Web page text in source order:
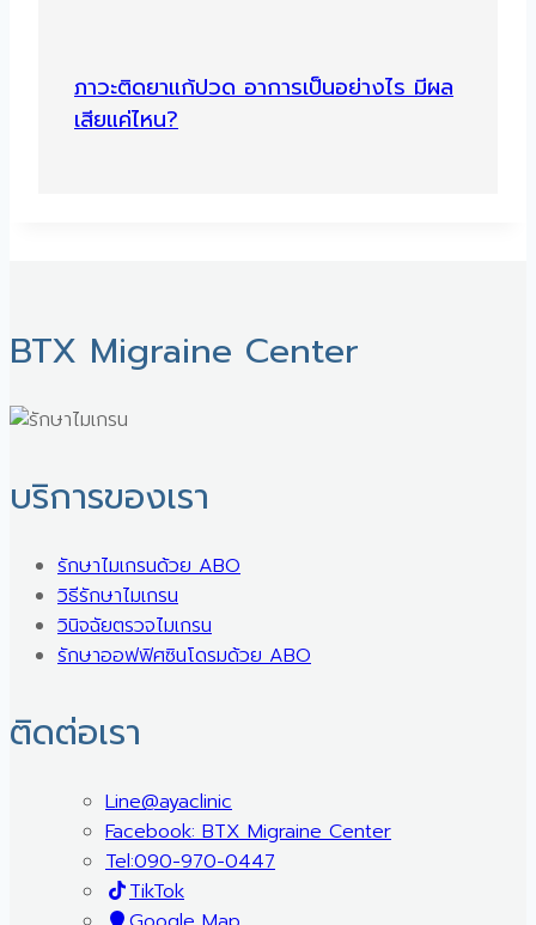
ภาวะติดยาแก้ปวด อาการเป็นอย่างไร มีผล
เสียแค่ไหน?
BTX Migraine Center ㅤ
บริการของเรา
รักษาไมเกรนด้วย ABO
วิธีรักษาไมเกรน
วินิจฉัยตรวจไมเกรน
รักษาออฟฟิศซินโดรมด้วย ABO
ติดต่อเรา
Line@ayaclinic
Facebook: BTX Migraine Center
Tel:090-970-0447
TikTok